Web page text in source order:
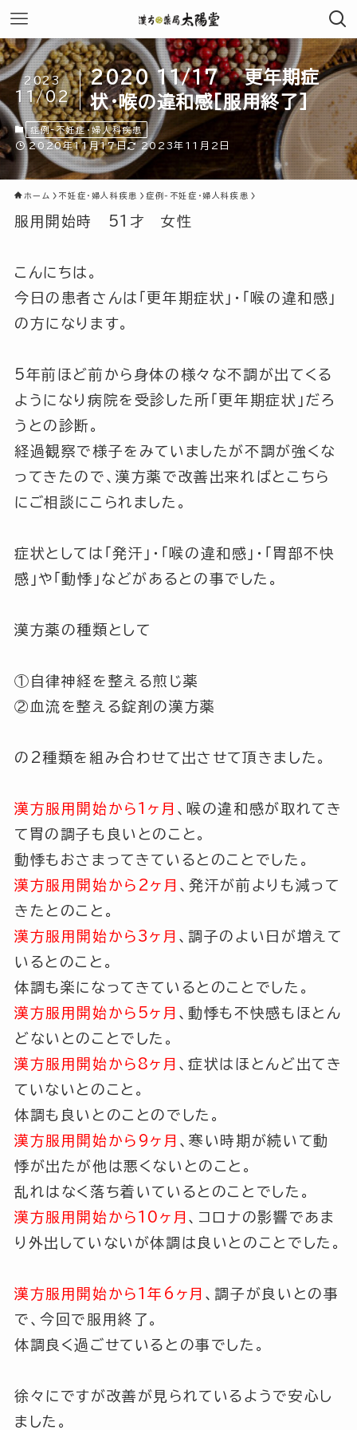
2020 11/17 更年期症
状・喉の違和感[服用終了]
2023
11/02
症例-不妊症・婦人科疾患
2020年11月17日 2023年11月2日
ホーム 不妊症・婦人科疾患 症例-不妊症・婦人科疾患
服用開始時 51才 女性
こんにちは。
今日の患者さんは「更年期症状」・「喉の違和感」
の方になります。
5年前ほど前から身体の様々な不調が出てくる
ようになり病院を受診した所
「更年期症状」 だろ
うとの診断。
経過観察で様子をみていましたが不調が強くな
ってきたので、漢方薬で改善出来ればとこちら
にご相談にこられました。
症状としては 「発汗」 ・ 「喉の違和感」 ・
「胃部不快
感」 や 「動悸」 などがあるとの事でした。
漢方薬の種類として
①自律神経を整える煎じ薬
②血流を整える錠剤の漢方薬
の2種類を組み合わせて出させて頂きました。
漢方服用開始から1ヶ月 、喉の違和感が取れてき
て胃の調子も良いとのこと。
動悸もおさまってきているとのことでした。
漢方服用開始から2ヶ月 、発汗が前よりも減って
きたとのこと。
漢方服用開始から3ヶ月 、調子のよい日が増えて
いるとのこと。
体調も楽になってきているとのことでした。
漢方服用開始から5ヶ月 、動悸も不快感もほとん
どないとのことでした。
漢方服用開始から8ヶ月 、症状はほとんど出てき
ていないとのこと。
体調も良いとのことのでした。
漢方服用開始から9ヶ月 、寒い時期が続いて動
悸が出たが他は悪くないとのこと。
乱れはなく落ち着いているとのことでした。
漢方服用開始から10ヶ月 、コロナの影響であま
り外出していないが体調は良いとのことでした。
漢方服用開始から1年6ヶ月 、調子が良いとの事
で、今回で服用終了。
体調良く過ごせているとの事でした。
徐々にですが改善が見られているようで安心し
ました。